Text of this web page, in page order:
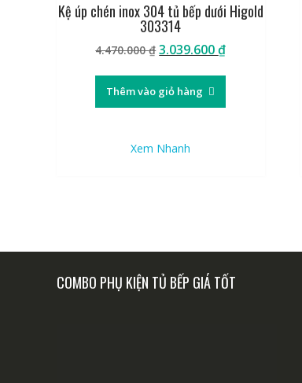
Kệ úp chén inox 304 tủ bếp dưới Higold
303314
4.470.000₫Giá
là:
4.470.000 ₫.
3.039.600₫Giá
Thêm vào giỏ hàng
Xem Nhanh
COMBO PHỤ KIỆN TỦ BẾP GIÁ TỐT